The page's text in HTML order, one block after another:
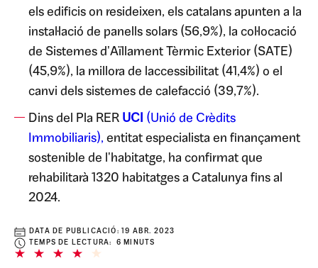
els edificis on resideixen, els catalans apunten a la
instal·lació de panells solars (56,9%), la col·locació
de Sistemes d'Aïllament Tèrmic Exterior (SATE)
(45,9%), la millora de laccessibilitat (41,4%) o el
canvi dels sistemes de calefacció (39,7%).
Dins del Pla RER UCI (Unió de Crèdits
Immobiliaris), entitat especialista en finançament
sostenible de l'habitatge, ha confirmat que
rehabilitarà 1320 habitatges a Catalunya fins al
2024.
DATA DE PUBLICACIÓ: 19 ABR. 2023
TEMPS DE LECTURA: 6 MINUTS